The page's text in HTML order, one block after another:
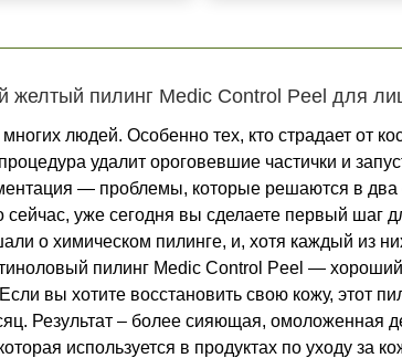
желтый пилинг Medic Control Peel для
людей. Особенно тех, кто страдает от
удалит ороговевшие частички и
— проблемы, которые решаются в
уже сегодня вы сделаете первый шаг
о химическом пилинге, и, хотя каждый из
пилинг Medic Control Peel —
вы хотите восстановить свою кожу, этот
Результат – более сияющая, омоложенная
используется в продуктах по уходу за